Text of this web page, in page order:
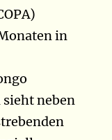
in
neben